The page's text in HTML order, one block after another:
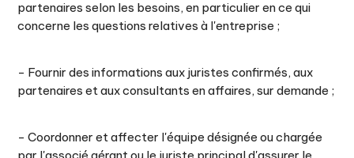
partenaires selon les besoins, en particulier en ce qui
concerne les questions relatives à l'entreprise ;
- Fournir des informations aux juristes confirmés, aux
partenaires et aux consultants en affaires, sur demande ;
- Coordonner et affecter l'équipe désignée ou chargée